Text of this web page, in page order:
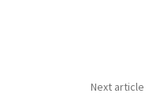
Next article